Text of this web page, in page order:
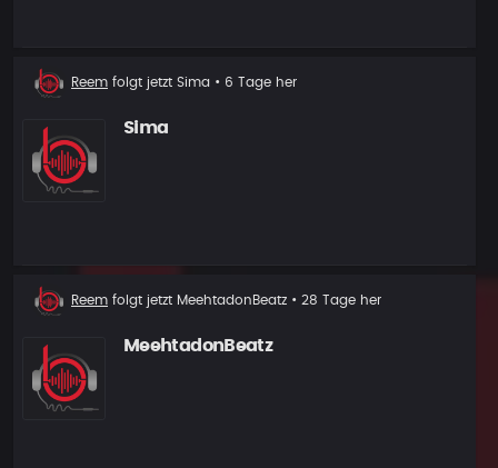
Neuer
Reem folgt jetzt Sima • 6 Tage her
Sima
Neuer
Reem folgt jetzt MeehtadonBeatz • 28 Tage her
MeehtadonBeatz